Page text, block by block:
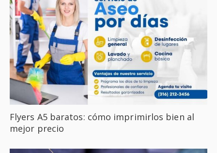
Flyers A5 baratos: cómo imprimirlos bien al
mejor precio